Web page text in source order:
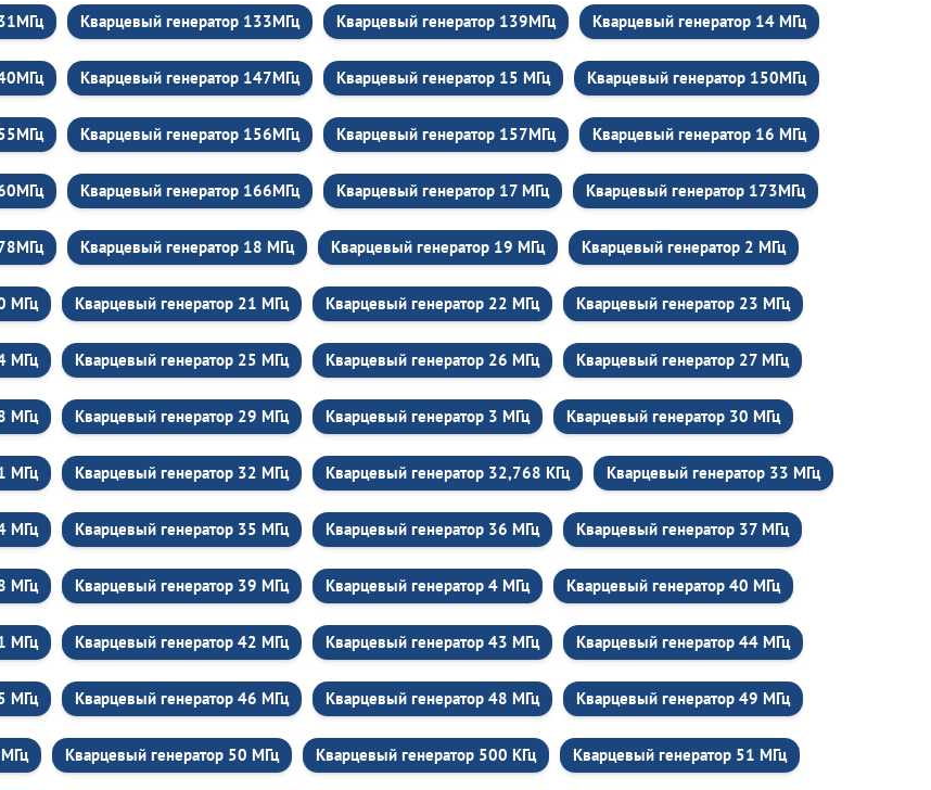
Кварцевый генератор 133МГц Кварцевый генератор 139МГц Кварцевый генератор 14 МГц
Кварцевый генератор 147МГц Кварцевый генератор 15 МГц Кварцевый генератор 150МГц
Кварцевый генератор 156МГц Кварцевый генератор 157МГц Кварцевый генератор 16 МГц
Кварцевый генератор 166МГц Кварцевый генератор 17 МГц Кварцевый генератор 173МГц
Кварцевый генератор 18 МГц Кварцевый генератор 19 МГц Кварцевый генератор 2 МГц
МГц Кварцевый генератор 21 МГц Кварцевый генератор 22 МГц Кварцевый генератор 23 МГц
МГц Кварцевый генератор 25 МГц Кварцевый генератор 26 МГц Кварцевый генератор 27 МГц
МГц Кварцевый генератор 29 МГц Кварцевый генератор 3 МГц Кварцевый генератор 30 МГц
МГц Кварцевый генератор 32 МГц Кварцевый генератор 32,768 КГц Кварцевый генератор 33 МГц
МГц Кварцевый генератор 35 МГц Кварцевый генератор 36 МГц Кварцевый генератор 37 МГц
МГц Кварцевый генератор 39 МГц Кварцевый генератор 4 МГц Кварцевый генератор 40 МГц
МГц Кварцевый генератор 42 МГц Кварцевый генератор 43 МГц Кварцевый генератор 44 МГц
МГц Кварцевый генератор 46 МГц Кварцевый генератор 48 МГц Кварцевый генератор 49 МГц
Кварцевый генератор 50 МГц Кварцевый генератор 500 КГц Кварцевый генератор 51 МГц